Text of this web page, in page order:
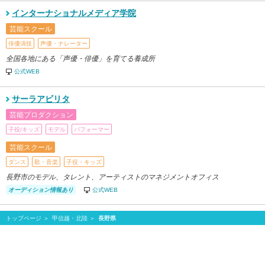
インターナショナルメディア学院
芸能スクール
俳優演技 声優・ナレーター
全国各地にある「声優・俳優」を育てる養成所
公式WEB
サーラアビリタ
芸能プロダクション
子役/キッズ モデル パフォーマー
芸能スクール
ダンス 歌・音楽 子役・キッズ
長野市のモデル、タレント、アーティストのマネジメントオフィス
オーディション情報あり 公式WEB
トップページ 甲信越・北陸 長野県